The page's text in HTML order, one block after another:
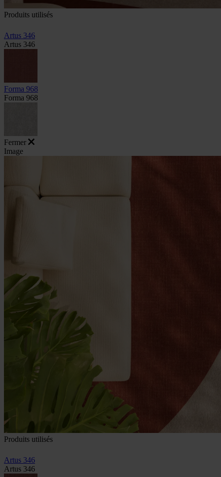
Produits utilisés
Artus 346
Artus 346
Forma 968
Forma 968
Fermer
Image
Produits utilisés
Artus 346
Artus 346